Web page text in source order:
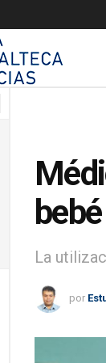
bebé
La
por